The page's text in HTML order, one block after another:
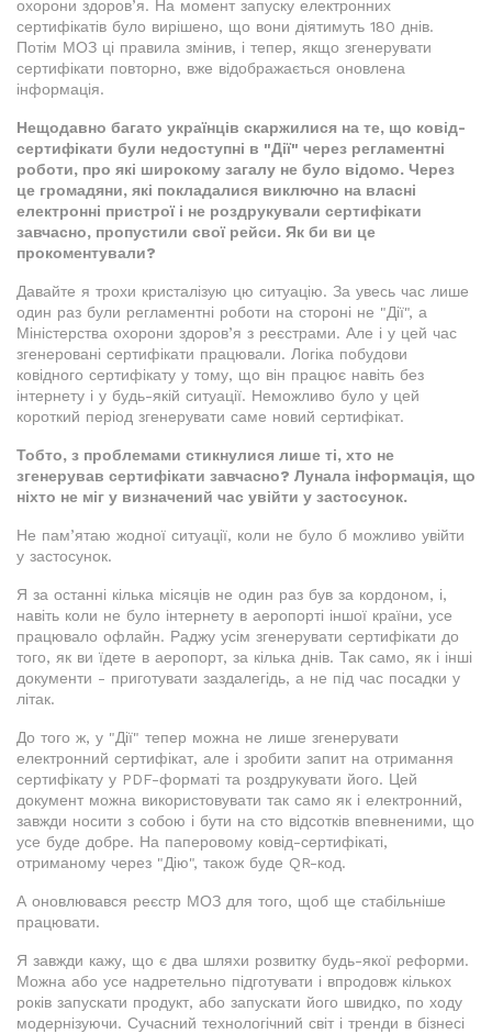
охорони здоров’я. На момент запуску електронних
сертифікатів було вирішено, що вони діятимуть 180 днів.
Потім МОЗ ці правила змінив, і тепер, якщо згенерувати
сертифікати повторно, вже відображається оновлена
інформація.
Нещодавно багато українців скаржилися на те, що ковід-
сертифікати були недоступні в "Дії" через регламентні
роботи, про які широкому загалу не було відомо. Через
це громадяни, які покладалися виключно на власні
електронні пристрої і не роздрукували сертифікати
завчасно, пропустили свої рейси. Як би ви це
прокоментували?
Давайте я трохи кристалізую цю ситуацію. За увесь час лише
один раз були регламентні роботи на стороні не "Дії", а
Міністерства охорони здоров’я з реєстрами. Але і у цей час
згенеровані сертифікати працювали. Логіка побудови
ковідного сертифікату у тому, що він працює навіть без
інтернету і у будь-якій ситуації. Неможливо було у цей
короткий період згенерувати саме новий сертифікат.
Тобто, з проблемами стикнулися лише ті, хто не
згенерував сертифікати завчасно? Лунала інформація, що
ніхто не міг у визначений час увійти у застосунок.
Не пам’ятаю жодної ситуації, коли не було б можливо увійти
у застосунок.
Я за останні кілька місяців не один раз був за кордоном, і,
навіть коли не було інтернету в аеропорті іншої країни, усе
працювало офлайн. Раджу усім згенерувати сертифікати до
того, як ви їдете в аеропорт, за кілька днів. Так само, як і інші
документи - приготувати заздалегідь, а не під час посадки у
літак.
До того ж, у "Дії" тепер можна не лише згенерувати
електронний сертифікат, але і зробити запит на отримання
сертифікату у PDF-форматі та роздрукувати його. Цей
документ можна використовувати так само як і електронний,
завжди носити з собою і бути на сто відсотків впевненими, що
усе буде добре. На паперовому ковід-сертифікаті,
отриманому через "Дію", також буде QR-код.
А оновлювався реєстр МОЗ для того, щоб ще стабільніше
працювати.
Я завжди кажу, що є два шляхи розвитку будь-якої реформи.
Можна або усе надретельно підготувати і впродовж кількох
років запускати продукт, або запускати його швидко, по ходу
модернізуючи. Сучасний технологічний світ і тренди в бізнесі